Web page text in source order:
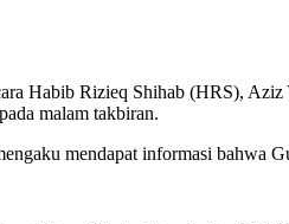
Habib Rizieq Shihab (HRS),
malam takbiran.
mendapat informasi bahwa